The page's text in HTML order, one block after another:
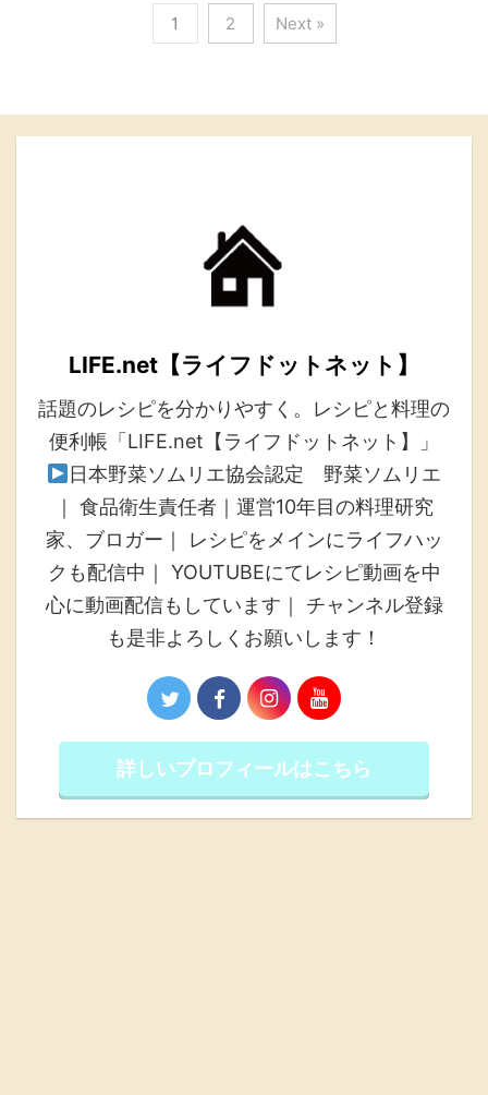
1 2 Next »
LIFE.net【ライフドットネット】
話題のレシピを分かりやすく。レシピと料理の
便利帳「LIFE.net【ライフドットネット】」
日本野菜ソムリエ協会認定 野菜ソムリエ
｜ 食品衛生責任者｜運営10年目の料理研究
家、ブロガー｜ レシピをメインにライフハッ
クも配信中｜ YOUTUBEにてレシピ動画を中
心に動画配信もしています｜ チャンネル登録
も是非よろしくお願いします！
詳しいプロフィールはこちら